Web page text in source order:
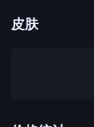
皮肤